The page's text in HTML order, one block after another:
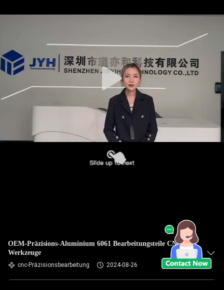
OEM-Präzisions-Aluminium 6061 Bearbeitungsteile CNC-
Werkzeuge
cnc-Präzisionsbearbeitung 2024-08-26